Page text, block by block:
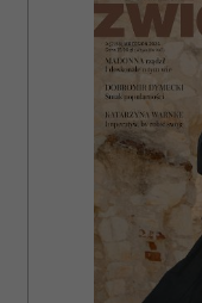
Partnerzy mogą
otrzymanymi od
korzystania z ich